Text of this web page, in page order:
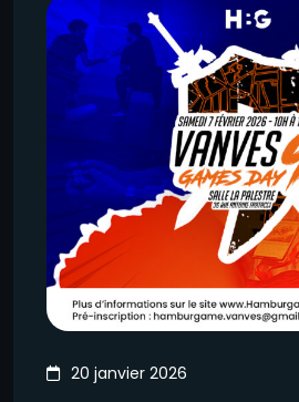
20 janvier 2026